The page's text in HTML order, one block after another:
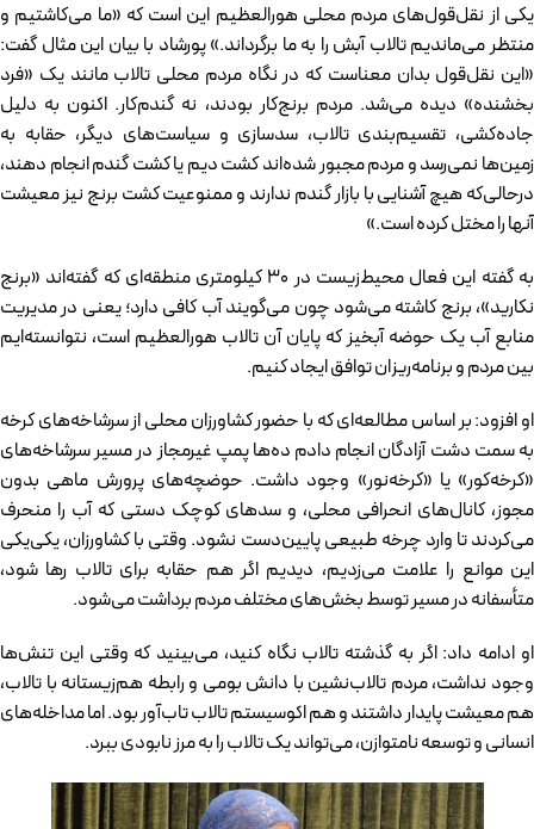
یکی از نقل‌قول‌های مردم محلی هورالعظیم این است که «ما می‌کاشتیم و
منتظر می‌ماندیم تالاب آبش را به ما برگرداند.» پورشاد با بیان این مثال گفت:
«این نقل‌قول بدان معناست که در نگاه مردم محلی تالاب مانند یک «فرد
بخشنده» دیده می‌شد. مردم برنج‌کار بودند، نه گندم‌کار. اکنون به دلیل
جاده‌کشی، تقسیم‌بندی تالاب، سدسازی و سیاست‌های دیگر، حقابه به
زمین‌ها نمی‌رسد و مردم مجبور شده‌اند کشت دیم یا کشت گندم انجام دهند،
درحالی‌که هیچ آشنایی با بازار گندم ندارند و ممنوعیت کشت برنج نیز معیشت
آنها را مختل کرده است.»
به گفته این فعال محیط‌زیست در ۳۰ کیلومتری منطقه‌ای که گفته‌اند «برنج
نکارید»، برنج کاشته می‌شود چون می‌گویند آب کافی دارد؛ یعنی در مدیریت
منابع آب یک حوضه آبخیز که پایان آن تالاب هورالعظیم است، نتوانسته‌ایم
بین مردم و برنامه‌ریزان توافق ایجاد کنیم.
او افزود: بر اساس مطالعه‌ای که با حضور کشاورزان محلی از سرشاخه‌های کرخه
به سمت دشت آزادگان انجام دادم ده‌ها پمپ غیرمجاز در مسیر سرشاخه‌های
«کرخه‌کور» یا «کرخه‌نور» وجود داشت. حوضچه‌های پرورش ماهی بدون
مجوز، کانال‌های انحرافی محلی، و سدهای کوچک دستی که آب را منحرف
می‌کردند تا وارد چرخه طبیعی پایین‌دست نشود. وقتی با کشاورزان، یکی‌یکی
این موانع را علامت می‌زدیم، دیدیم اگر هم حقابه برای تالاب رها شود،
متأسفانه در مسیر توسط بخش‌های مختلف مردم برداشت می‌شود.
او ادامه داد: اگر به گذشته تالاب نگاه کنید، می‌بینید که وقتی این تنش‌ها
وجود نداشت، مردم تالاب‌نشین با دانش بومی و رابطه هم‌زیستانه با تالاب،
هم معیشت پایدار داشتند و هم اکوسیستم تالاب تاب‌آور بود. اما مداخله‌های
انسانی و توسعه نامتوازن، می‌تواند یک تالاب را به مرز نابودی ببرد.